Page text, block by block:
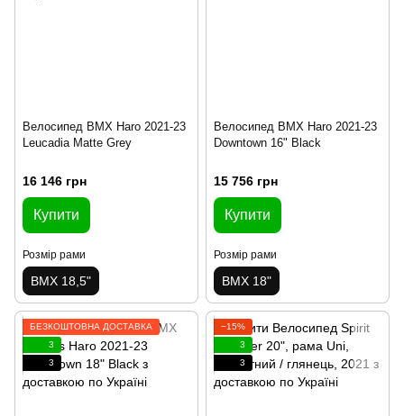
Велосипед BMX Haro 2021-23
Leucadia Matte Grey
16 146 грн
Купити
Розмір рами
BMX 18,5"
Велосипед BMX Haro 2021-23
Downtown 16" Black
15 756 грн
Купити
Розмір рами
BMX 18"
БЕЗКОШТОВНА ДОСТАВКА
3
3
−15%
3
3